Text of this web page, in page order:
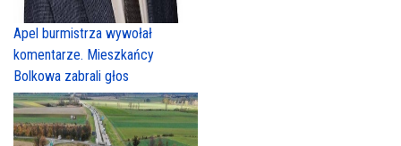
Apel burmistrza wywołał
komentarze. Mieszkańcy
Bolkowa zabrali głos